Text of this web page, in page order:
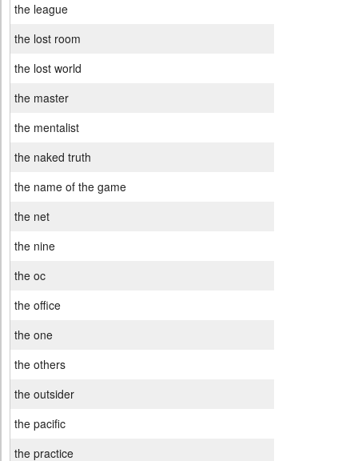
the league
the lost room
the lost world
the master
the mentalist
the naked truth
the name of the game
the net
the nine
the oc
the office
the one
the others
the outsider
the pacific
the practice